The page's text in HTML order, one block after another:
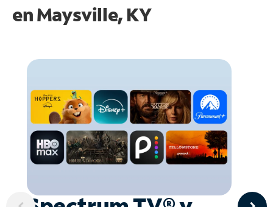
enMaysville, KY